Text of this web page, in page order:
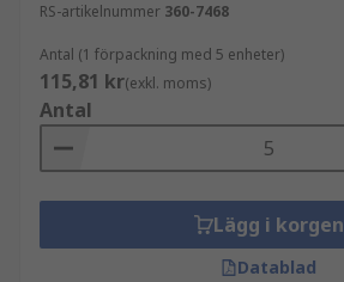
RS-artikelnummer 360-7468
Antal (1 förpackning med 5 enheter)
115,81 kr(exkl. moms)
Antal
Lägg i korgen
Datablad